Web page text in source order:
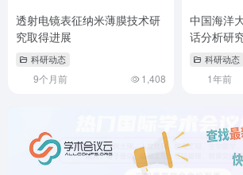
透射电镜表征纳米薄膜技术研
究取得进展
科研动态
9个月前 1,408
中国海洋
话分析研
顶刊发表
科研动态
1年前